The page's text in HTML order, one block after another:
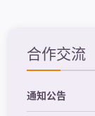
合作交流
通知公告